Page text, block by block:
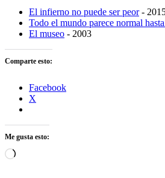
El infierno no puede ser peor-
Todo el mundo parece normal
El museo - 2003
Comparte esto:
Facebook
X
Me gusta esto:
Cargando...